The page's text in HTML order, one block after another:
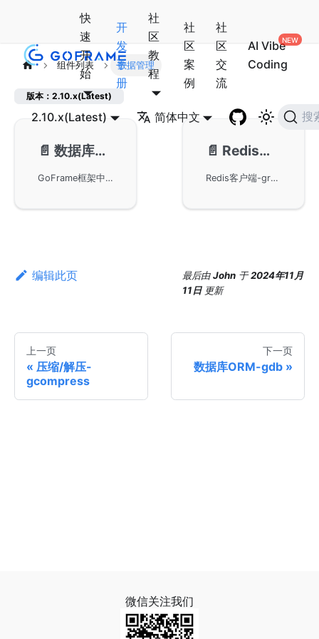
快
速
开
始
开
发
手
册
社
区
教
程
社
区
案
例
社
区
交
流
AI Vibe
Coding
2.10.x(Latest) 简体中文 搜
组件列表 数据管理
版本：2.10.x(Latest)
📄️ 数据库ORM-gdb
GoFrame框架中的gdb模块，该模块是实现数据库ORM功能的核心组件，负责高效的数据操作与管理。在GoFrame框架中，gdb扮演着至关重要的角色，有助于简化数据库的交互和管理。
📄️ Redis客户端-gredis
Redis客户端-gredis模块旨在通过GoFrame框架提供高效的数据库缓存操作，用户可以探索如何在GoFrame框架下优化Redis相关应用，实现高性能的Redis功能。
编辑此页 最后由John 于2024年11月
11日 更新
上一页
压缩/解压-
gcompress
下一页
数据库ORM-gdb
微信关注我们